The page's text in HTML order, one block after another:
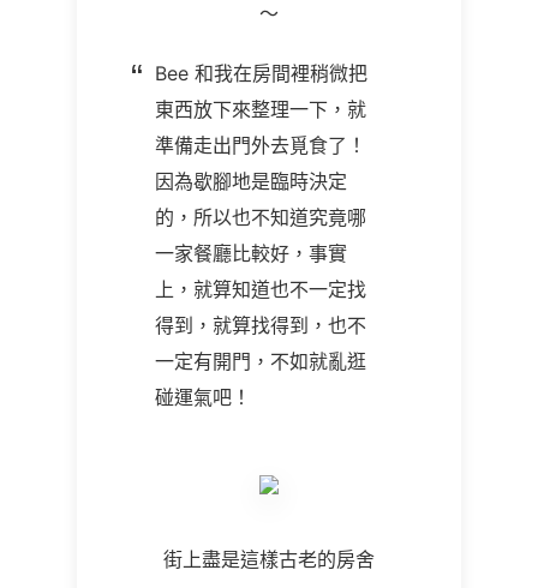
～
Bee 和我在房間裡稍微把
東西放下來整理一下，就
準備走出門外去覓食了！
因為歇腳地是臨時決定
的，所以也不知道究竟哪
一家餐廳比較好，事實
上，就算知道也不一定找
得到，就算找得到，也不
一定有開門，不如就亂逛
碰運氣吧！
街上盡是這樣古老的房舍